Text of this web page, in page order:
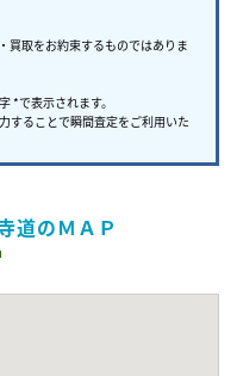
買取をお約束するものではありま
*で表示されます。
することで瞬間査定をご利用いた
道のＭＡＰ